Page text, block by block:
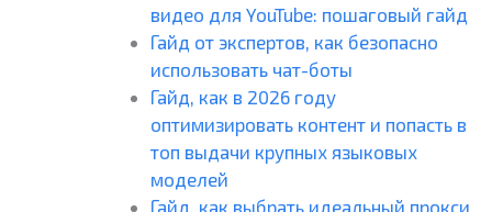
видео для YouTube: пошаговый гайд
Гайд от экспертов, как безопасно
использовать чат-боты
Гайд, как в 2026 году
оптимизировать контент и попасть в
топ выдачи крупных языковых
моделей
Гайд, как выбрать идеальный прокси